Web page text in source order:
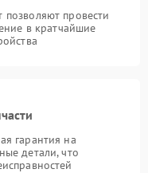
провести
в кратчайшие
гарантия на
детали, что